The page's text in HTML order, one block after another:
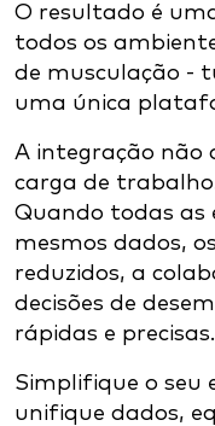
O resultado é
todos os
de musculação -
uma única
A integração não
carga de
Quando todas as
mesmos dados,
reduzidos, a
decisões de
rápidas e precisas.
Simplifique o seu
unifique dados,